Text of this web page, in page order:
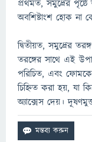
প্রথমত, সমুদ্রের পৃষ্ঠে
অবশিষ্টাংশ হোক না
দ্বিতীয়ত, সমুদ্রের
তরঙ্গের সাথে এই
পরিচিত, এবং ফোমকে
চিহ্নিত করা হয়, যা
অ্যাক্সেস দেয়।